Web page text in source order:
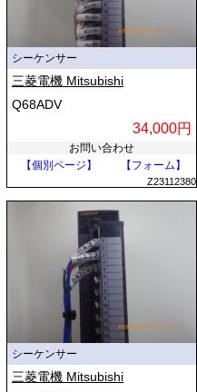
シーケンサー
三菱電機 Mitsubishi
Q68ADV
34,000円
お問い合わせ
【個別ページ】
【フォーム】
Z23112380
シーケンサー
三菱電機 Mitsubishi